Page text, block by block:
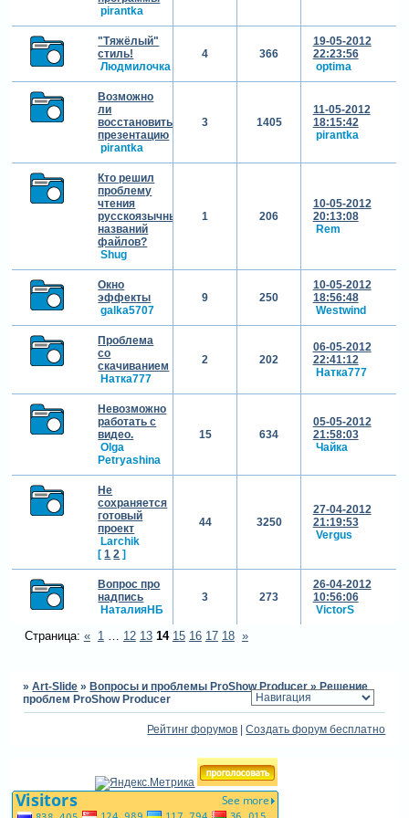
pirantka
"Тяжёлый"
стиль!
Людмилочка
4 366
19-05-2012
22:23:56
optima
Возможно
ли
восстановить
презентацию
pirantka
3 1405
11-05-2012
18:15:42
pirantka
Кто решил
проблему
чтения
русскоязычных
названий
файлов?
Shug
1 206
10-05-2012
20:13:08
Rem
Окно
эффекты
galka5707
9 250
10-05-2012
18:56:48
Westwind
Проблема
со
скачиванием
Натка777
2 202
06-05-2012
22:41:12
Натка777
Невозможно
работать с
видео.
Olga
Petryashina
15 634
05-05-2012
21:58:03
Чайка
Не
сохраняется
готовый
проект
Larchik
[ 1 2 ]
44 3250
27-04-2012
21:19:53
Vergus
Вопрос про
надпись
НаталияНБ
3 273
26-04-2012
10:56:06
VictorS
Страница: « 1 … 12 13 14 15 16 17 18 »
»Art-Slide »Вопросы и проблемы ProShow Producer »Решение
проблем ProShow Producer
Рейтинг форумов |Создать форум бесплатно